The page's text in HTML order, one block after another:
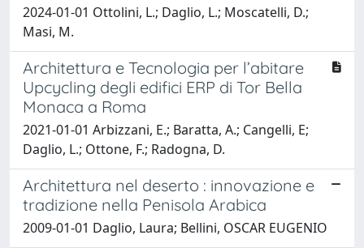
2024-01-01 Ottolini, L.; Daglio, L.; Moscatelli, D.;
Masi, M.
Architettura e Tecnologia per l’abitare
Upcycling degli edifici ERP di Tor Bella
Monaca a Roma
2021-01-01 Arbizzani, E.; Baratta, A.; Cangelli, E;
Daglio, L.; Ottone, F.; Radogna, D.
Architettura nel deserto : innovazione e
tradizione nella Penisola Arabica
2009-01-01 Daglio, Laura; Bellini, OSCAR EUGENIO